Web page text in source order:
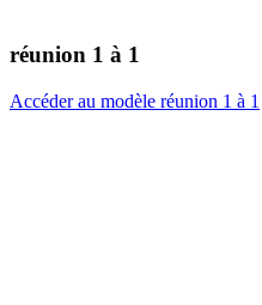
réunion 1 à 1
Accéder au modèle réunion 1 à 1